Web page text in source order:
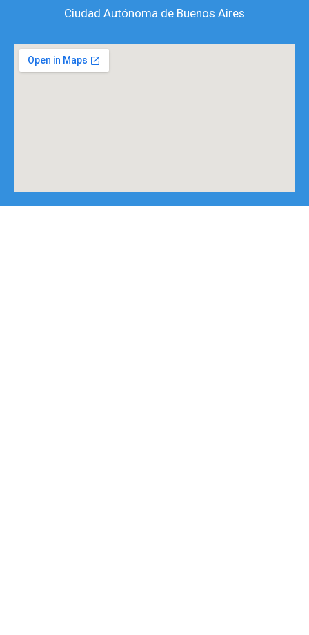
m
Ciudad Autónoma de Buenos Aires